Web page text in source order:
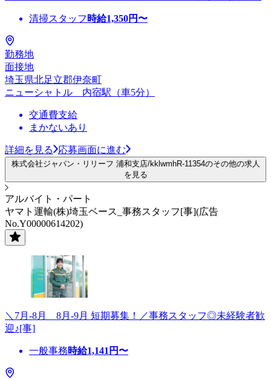
清掃スタッフ 時給1,350円〜
勤務地
面接地
埼玉県北足立郡伊奈町
ニューシャトル 内宿駅（車5分）
交通費支給
まかないあり
詳細を見る 応募画面に進む
株式会社ジャパン・リリーフ 浦和支店/kklwmhR-11354のその他の求人
を見る
アルバイト・パート
ヤマト運輸(株)埼玉ベース_事務スタッフ[事](広告
No.Y00000614202)
＼7月-8月 8月-9月 短期募集！／事務スタッフ◎未経験者歓
迎♪[事]
一般事務時給1,141 円〜